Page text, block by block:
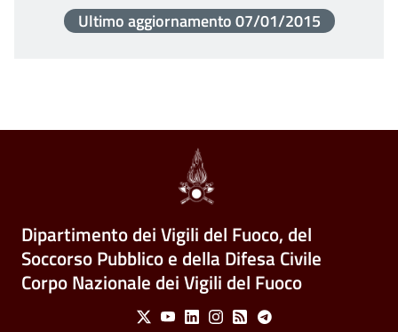
Ultimo aggiornamento07/01/2015
Dipartimento dei Vigili del Fuoco, del
Soccorso Pubblico e della Difesa Civile
Corpo Nazionale dei Vigili del Fuoco
Social Menu
X YoutubeLinkedinInstagram
Feed Telegram